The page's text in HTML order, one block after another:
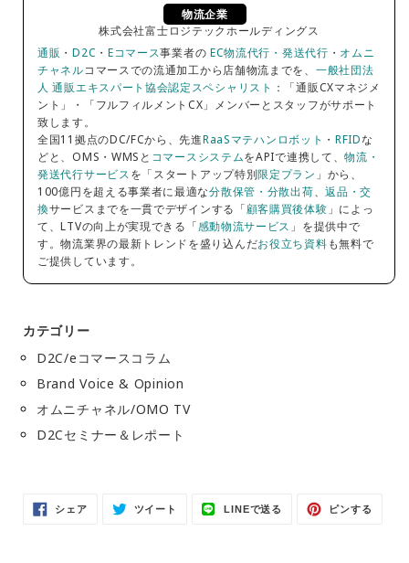
物流企業
株式会社富士ロジテックホールディングス
通販 ・D2C ・ Eコマース事業者の EC物流代行・発送代行 ・ オムニ
チャネルコマースでの流通加工から店舗物流までを、 一般社団法
人 通販エキスパート協会認定スペシャリスト ：「通販CXマネジメ
ント」・「フルフィルメントCX」メンバーとスタッフがサポート
致します。
全国11拠点のDC/FCから、先進RaaSマテハンロボット ・RFIDな
どと、OMS・WMSと コマースシステムをAPIで連携して、物流・
発送代行サービスを「スタートアップ特別限定プラン 」から、
100億円を超える事業者に最適な分散保管・分散出荷、返品・交
換サービスまでを一貫でデザインする「顧客購買後体験 」によっ
て、LTVの向上が実現できる「感動物流サービス 」を提供中で
す。物流業界の最新トレンドを盛り込んだお役立ち資料も無料で
ご提供しています。
カテゴリー
D2C/eコマースコラム
Brand Voice & Opinion
オムニチャネル/OMO TV
D2Cセミナー＆レポート
シェアFacebookツイート
Twitter
LINEで送る
LINE
ピンする